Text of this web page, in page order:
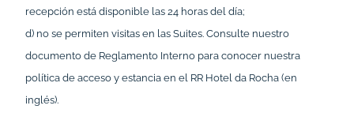
recepción está disponible las 24 horas del día;
d) no se permiten visitas en las Suites. Consulte nuestro
documento de Reglamento Interno para conocer nuestra
política de acceso y estancia en el RR Hotel da Rocha (en
inglés).